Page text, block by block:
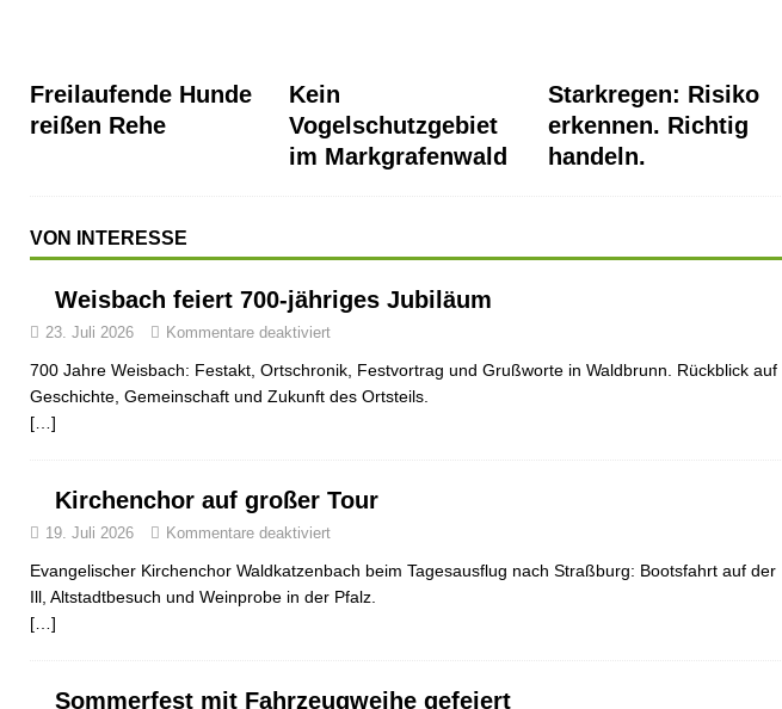
Freilaufende Hunde
reißen Rehe
Kein
Vogelschutzgebiet
im Markgrafenwald
Starkregen: Risiko
erkennen. Richtig
handeln.
VON INTERESSE
Weisbach feiert 700-jähriges Jubiläum
23. Juli 2026 Kommentare deaktiviert
700 Jahre Weisbach: Festakt, Ortschronik, Festvortrag und Grußworte in Waldbrunn. Rückblick auf
Geschichte, Gemeinschaft und Zukunft des Ortsteils.
[…]
Kirchenchor auf großer Tour
19. Juli 2026 Kommentare deaktiviert
Evangelischer Kirchenchor Waldkatzenbach beim Tagesausflug nach Straßburg: Bootsfahrt auf der
Ill, Altstadtbesuch und Weinprobe in der Pfalz.
[…]
Sommerfest mit Fahrzeugweihe gefeiert